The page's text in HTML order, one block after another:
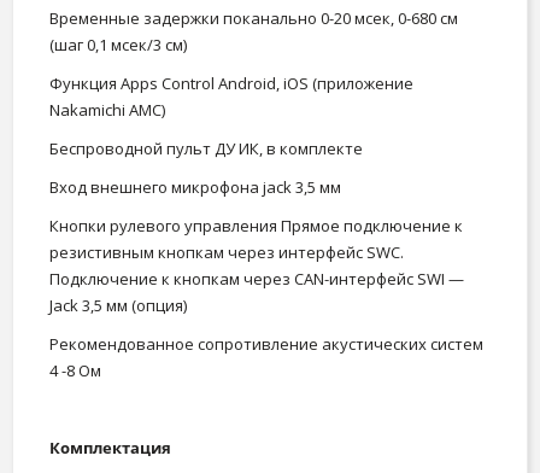
Временные задержки поканально 0-20 мсек, 0-680 см
(шаг 0,1 мсек/3 см)
Функция Apps Control Android, iOS (приложение
Nakamichi AMC)
Беспроводной пульт ДУ ИК, в комплекте
Вход внешнего микрофона jack 3,5 мм
Кнопки рулевого управления Прямое подключение к
резистивным кнопкам через интерфейс SWC.
Подключение к кнопкам через CAN-интерфейс SWI —
Jack 3,5 мм (опция)
Рекомендованное сопротивление акустических систем
4 -8 Ом
Комплектация